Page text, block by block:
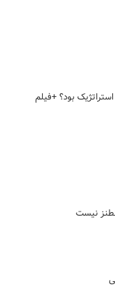
بود؟ +فیلم
نیست